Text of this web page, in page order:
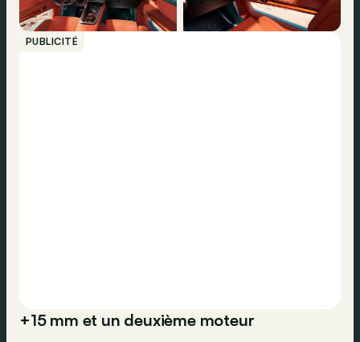
PUBLICITÉ
+15 mm et un deuxième moteur